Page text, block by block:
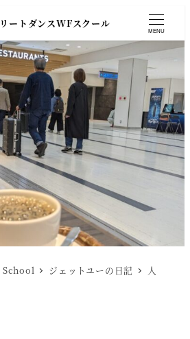
ートダンスWFスクール
MENU
ジェットユーの日記
人